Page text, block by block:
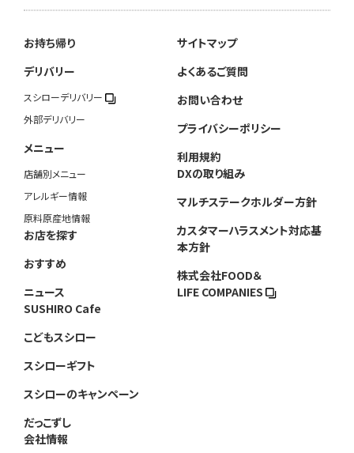
お持ち帰り
デリバリー
スシローデリバリー
外部デリバリー
メニュー
店舗別メニュー
アレルギー情報
原料原産地情報
お店を探す
おすすめ
ニュース
SUSHIRO Cafe
こどもスシロー
スシローギフト
スシローのキャンペーン
だっこずし
会社情報
サイトマップ
よくあるご質問
お問い合わせ
プライバシーポリシー
利用規約
DXの取り組み
マルチステークホルダー方針
カスタマーハラスメント対応基
本方針
株式会社FOOD＆
LIFE COMPANIES